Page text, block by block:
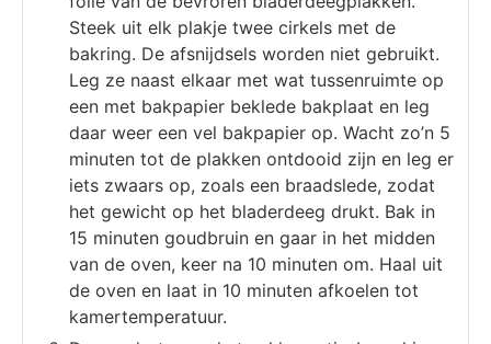
Steek uit elk plakje twee cirkels met de
bakring. De afsnijdsels worden niet gebruikt.
Leg ze naast elkaar met wat tussenruimte op
een met bakpapier beklede bakplaat en leg
daar weer een vel bakpapier op. Wacht zo’n 5
minuten tot de plakken ontdooid zijn en leg er
iets zwaars op, zoals een braadslede, zodat
het gewicht op het bladerdeeg drukt. Bak in
15 minuten goudbruin en gaar in het midden
van de oven, keer na 10 minuten om. Haal uit
de oven en laat in 10 minuten afkoelen tot
kamertemperatuur.